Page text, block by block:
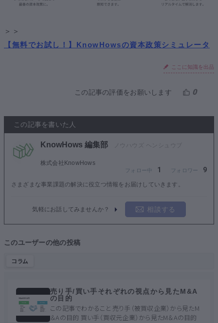
＞＞
【無料でお試し！】KnowHowsの資本政策シミュレータ
ここに知識を出品
この記事の評価をお願いします 0
この記事を書いた人
KnowHows 編集部
株式会社KnowHows
1 9
さまざまな事業課題の解決に役立つ情報をお届けしていきます。
気軽にお話してみませんか？ 相談する
このユーザーの他の投稿
コラム
売り手/買い手それぞれの視点から見たM&A
の目的
この記事でわかること 売り手（被買収企業）から見たM
＆Aの目的 買い手（買収元企業）から見たM＆Aの目的